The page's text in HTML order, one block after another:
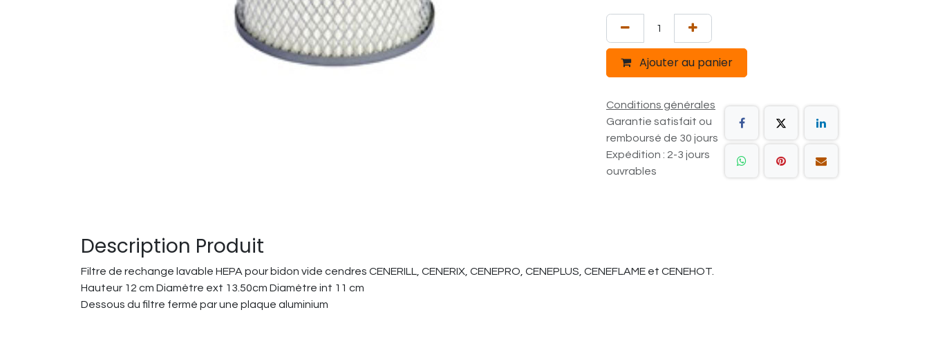
Ajouter au panier
Conditions générales
Garantie satisfait ou
remboursé de 30 jours
Expédition : 2-3 jours
ouvrables
Description Produit
Filtre de rechange lavable HEPA pour bidon vide cendres CENERILL, CENERIX, CENEPRO, CENEPLUS, CENEFLAME et CENEHOT.
Hauteur 12 cm Diamètre ext 13.50cm Diamètre int 11 cm
Dessous du filtre fermé par une plaque aluminium